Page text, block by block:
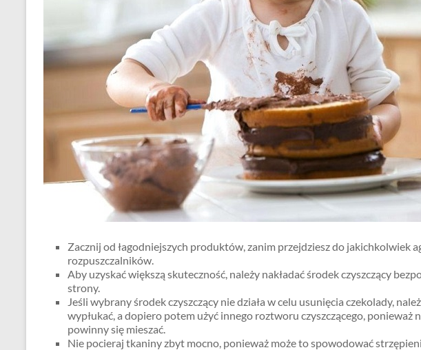
Zacznij od łagodniejszych produktów, zanim przejdziesz do jakichkolwiek
rozpuszczalników.
Aby uzyskać większą skuteczność, należy nakładać środek czyszczący
strony.
Jeśli wybrany środek czyszczący nie działa w celu usunięcia czekolady,
wypłukać, a dopiero potem użyć innego roztworu czyszczącego, ponieważ
powinny się mieszać.
Nie pocieraj tkaniny zbyt mocno, ponieważ może to spowodować